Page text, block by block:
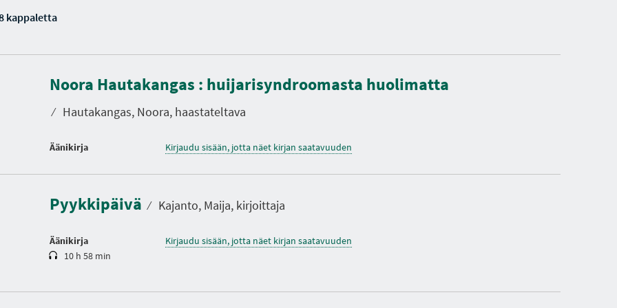
kappaletta
Noora Hautakangas : huijarisyndroomasta huolimatta
⁄ Hautakangas, Noora, haastateltava
Äänikirja Kirjaudu sisään, jotta näet kirjan saatavuuden
Pyykkipäivä ⁄ Kajanto, Maija, kirjoittaja
Äänikirja
K
s
o
10 h 58 min
Kirjaudu sisään, jotta näet kirjan saatavuuden
s